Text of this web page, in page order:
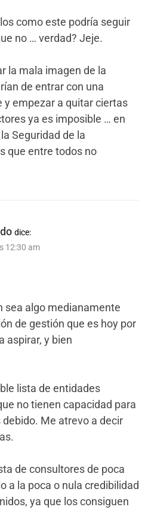
como este podría seguir
no … verdad? Jeje.
la mala imagen de la
de entrar con una
y empezar a quitar ciertas
ya es imposible … en
Seguridad de la
que entre todos no
dice:
12:30 am
sea algo medianamente
de gestión que es hoy por
aspirar, y bien
lista de entidades
no tienen capacidad para
Me atrevo a decir
de consultores de poca
a la poca o nula credibilidad
ya que los consiguen